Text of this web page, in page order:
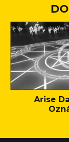
Arise